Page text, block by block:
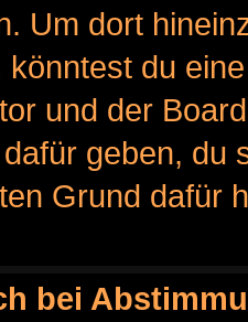
Um dort
könntest du
und der
geben, du
Grund dafür
bei